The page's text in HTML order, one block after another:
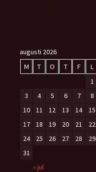
augusti 2026
M
T O T F L
1
3
4 5 6 7 8
10
11 12 13 14 15
17
18 19 20 21 22
24
25 26 27 28 29
31
« jul